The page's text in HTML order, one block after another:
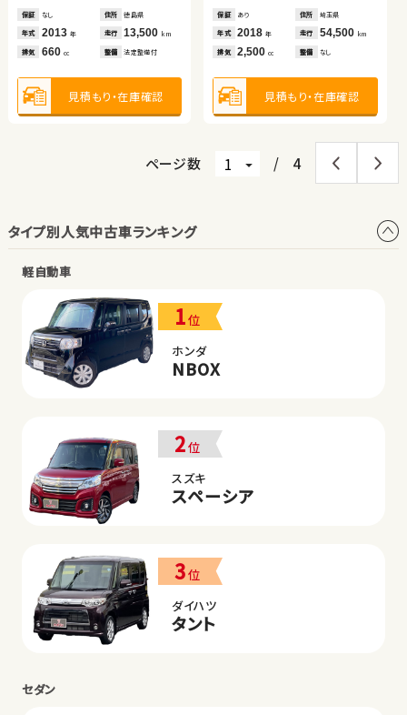
保証 なし 住所 徳島県
年式 2013 年 走行 13,500 km
排気 660 cc 整備 法定整備付
見積もり・在庫確認
保証 あり 住所 埼玉県
年式 2018年 走行 54,500 km
排気 2,500cc 整備 なし
見積もり・在庫確認
排気 660 整備 なし
見積もり・在庫確認
排気 1,500 整備 法定整備付
見積もり・在庫確認
保証 あり 住所 岩手県
年式 2022 年 走行 44,000 km
排気 1,500 整備 法定整備付
見積もり・在庫確認
保証 あり 住所 群馬県
年式 2023年 走行 21,200 km
排気 1,800cc 整備 なし
見積もり・在庫確認
ページ数 / 4
タイプ別人気中古車ランキング
軽自動車
1位
ホンダ
NBOX
2位
スズキ
スペーシア
3位
ダイハツ
タント
セダン